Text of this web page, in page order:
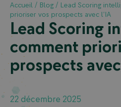
Accueil / Blog/ Lead Scoring
prioriser vos prospects avec l’IA
Lead Scoring
comment
prospects avec
22 décembre 2025